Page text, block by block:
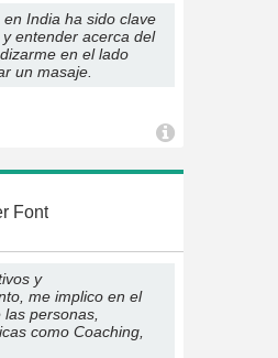
India ha sido clave
entender acerca del
en el lado
un masaje.
Font
y
me implico en el
personas,
como Coaching,